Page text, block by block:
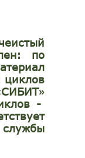
по
циклов
СИБИТ»
-